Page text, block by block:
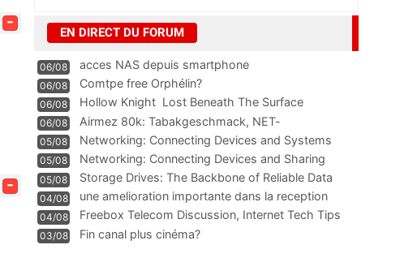
-
-
EN DIRECT DU FORUM
06/08 acces NAS depuis smartphone
06/08 Comtpe free Orphélin?
06/08 Hollow Knight  Lost Beneath The Surface
06/08
Airmez 80k: Tabakgeschmack, NET-
Technologie und Leistung im
05/08 Networking: Connecting Devices and Systems
05/08
Networking: Connecting Devices and Sharing
Information
05/08
Storage Drives: The Backbone of Reliable Data
Management
04/08
une amelioration importante dans la reception
WIFI
04/08
Freebox Telecom Discussion, Internet Tech Tips
Communi
03/08 Fin canal plus cinéma?